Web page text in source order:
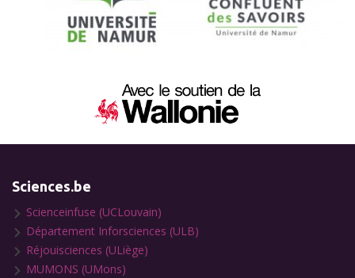
Sciences.be
Scienceinfuse (UCLouvain)
Département Inforsciences (ULB)
Réjouisciences (ULiège)
MUMONS (UMons)